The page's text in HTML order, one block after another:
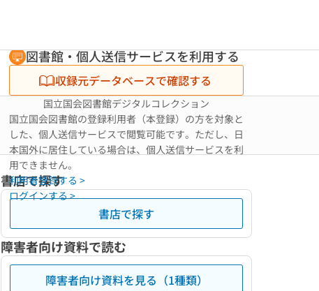
図書館・個人送信サービスを利用する
収録元データベースで確認する
国立国会図書館デジタルコレクション
国立国会図書館の登録利用者（本登録）の方を対象と
した、個人送信サービスで閲覧可能です。ただし、日
本国外に居住している場合は、個人送信サービスを利
用できません。
利用者登録する >
ログインする >
書店で探す
書店で探す
障害者向け資料で読む
障害者向け資料を見る（1種類）